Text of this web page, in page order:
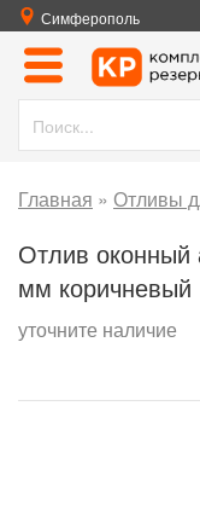
Симферополь
Главная » Отливы
Отлив
мм коричневый
уточните наличие